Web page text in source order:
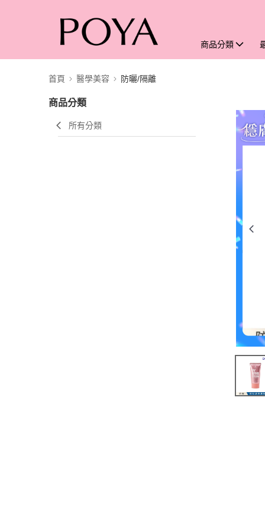
商品分類
首頁 醫學美容 防曬/隔離
商品分類
所有分類